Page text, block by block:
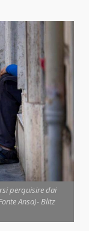
perquisire dai
Ansa)- Blitz